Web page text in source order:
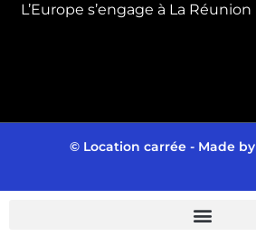
L’Europe s’engage à La Réunion
© Location carrée - Made by